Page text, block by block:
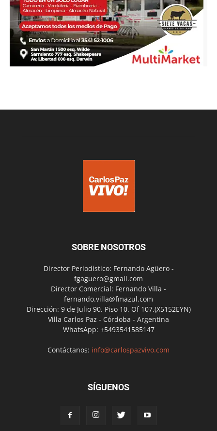
SOBRE NOSOTROS
Director Periodístico: Fernando Agüero -
fgaguero@gmail.com
Director Comercial: Fernando Villa -
fernando.villa@fmazul.com
Dirección: 9 de Julio 90. Piso 10. Of 107.(X5152EYN)
Villa Carlos Paz - Córdoba - Argentina
WhatsApp: +5493541585147
Contáctanos: info@carlospazvivo.com
SÍGUENOS